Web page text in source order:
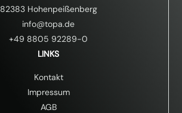
82383 Hohenpeißenberg
info@topa.de
+49 8805 92289-0
LINKS
Kontakt
Impressum
AGB